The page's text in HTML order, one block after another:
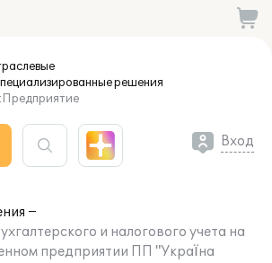
решения
Вход
и налогового учета на
предприятии ПП "Україна